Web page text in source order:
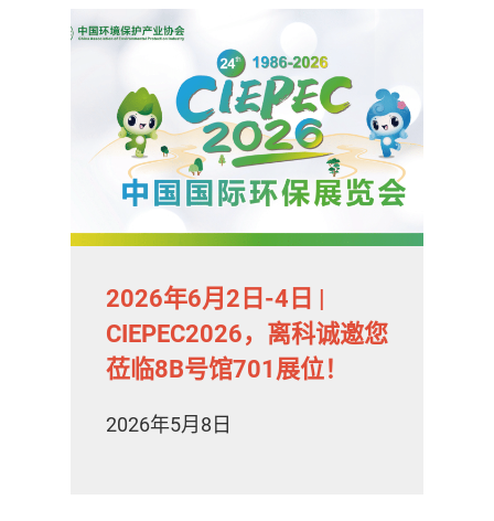
2026年6月2日-4日 |
CIEPEC2026，离科诚邀您
莅临8B号馆701展位！
2026年5月8日